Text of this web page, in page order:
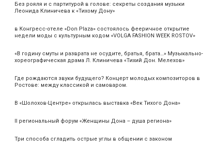
Без рояля и с партитурой в голове: секреты создания музыки
Леонида Клиничева к «Тихому Дону»
в Конгресс-отеле «Don Plaza» состоялось фееричное открытие
недели моды с культурным кодом «VOLGA FASHION WEEK ROSTOV»
«В годину смуты и разврата не осудите, братья, брата…» Музыкально-
хореографическая драма Л. Клиничева «Тихий Дон. Мелехов»
Где рождаются звуки будущего? Концерт молодых композиторов в
Ростове: между классикой и самоваром.
В «Шолохов-Центре» открылась выставка «Век Тихого Дона»
II региональный форум «Женщины Дона – душа региона»
Три способа сгладить острые углы в общении с законом